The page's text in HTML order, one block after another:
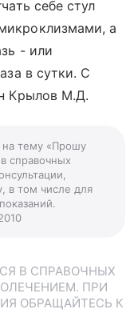
себе стул
а
- или
в сутки. С
Крылов М.Д.
на тему «Прошу
справочных
в том числе для
В СПРАВОЧНЫХ
ПРИ
ОБРАЩАЙТЕСЬ К